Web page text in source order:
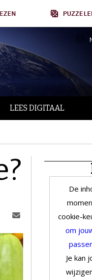
LEES DIGITAAL
De
cookie-
om
Je kan